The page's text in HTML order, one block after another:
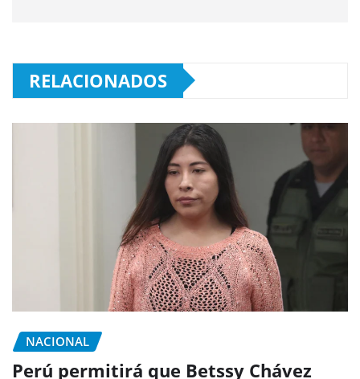
RELACIONADOS
NACIONAL
Perú permitirá que Betssy Chávez